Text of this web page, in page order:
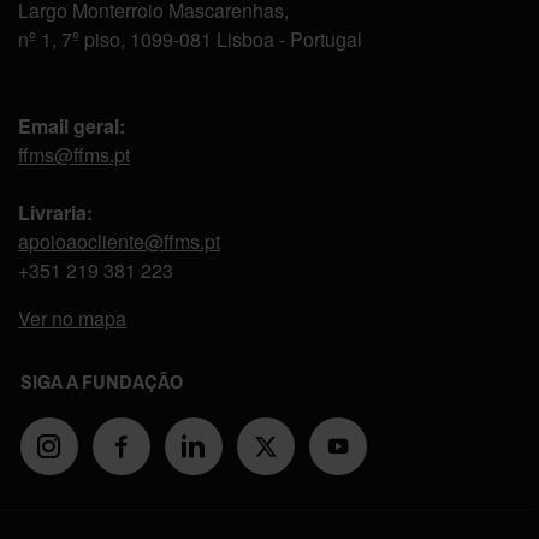
Largo Monterroio Mascarenhas,
nº 1, 7º piso, 1099-081 Lisboa - Portugal
Email geral:
ffms@ffms.pt
Livraria:
apoioaocliente@ffms.pt
+351 219 381 223
Ver no mapa
SIGA A FUNDAÇÃO